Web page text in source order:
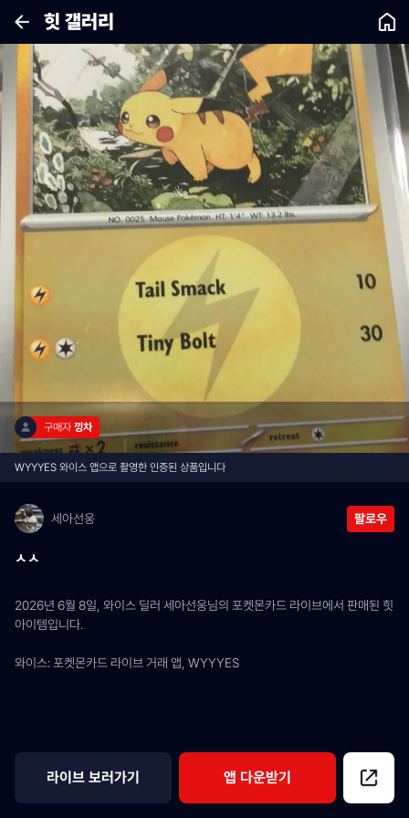
힛 갤러리
구매자 낑차
WYYYES 와이스 앱으로 촬영한 인증된 상품입니다
세아선웅 팔로우
ㅅㅅ
2026년 6월 8일, 와이스 딜러 세아선웅님의 포켓몬카드 라이브에서 판매된 힛
아이템입니다.
와이스: 포켓몬카드 라이브 거래 앱, WYYYES
라이브 보러가기 앱 다운받기